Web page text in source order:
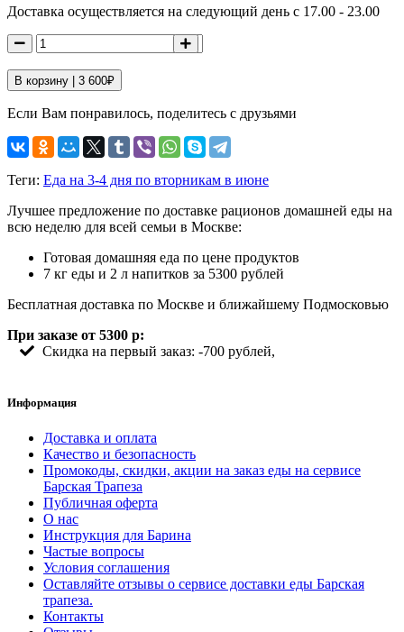
Доставка осуществляется на следующий день с 17.00 - 23.00
В корзину | 3 600₽
Если Вам понравилось, поделитесь с друзьями
Теги: Еда на 3-4 дня по вторникам в июне
Лучшее предложение по доставке рационов домашней еды на
всю неделю для всей семьи в Москве:
Готовая домашняя еда по цене продуктов
7 кг еды и 2 л напитков за 5300 рублей
Бесплатная доставка по Москве и ближайшему Подмосковью
При заказе от 5300 р:
Скидка на первый заказ: -700 рублей,
Информация
Доставка и оплата
Качество и безопасность
Промокоды, скидки, акции на заказ еды на сервисе
Барская Трапеза
Публичная оферта
О нас
Инструкция для Барина
Частые вопросы
Условия соглашения
Оставляйте отзывы о сервисе доставки еды Барская
трапеза.
Контакты